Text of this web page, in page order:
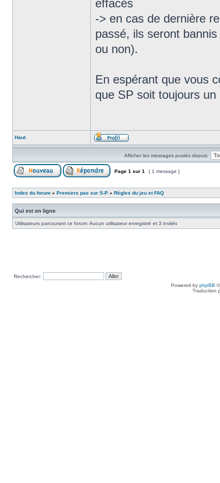
effacés
-> en cas de dernière
passé, ils seront
ou non).
En espérant que vous
que SP soit toujours
Haut
Afficher les messages postés depuis:
Page 1 sur 1 [ 1 message ]
Index du forum » Premiers pas sur S-P » Règles du jeu et FAQ
Qui est en ligne
Utilisateurs parcourant ce forum: Aucun utilisateur enregistré et 3 invités
Rechercher:
Powered by phpBB
Traduction